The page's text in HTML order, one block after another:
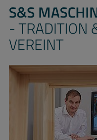
S&S
- TRADITION
VEREINT